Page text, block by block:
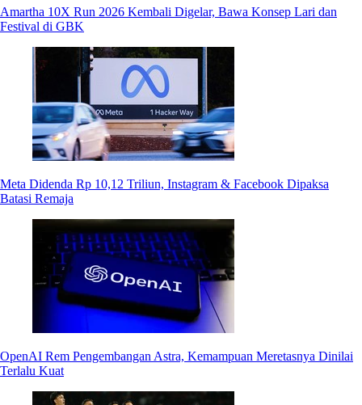
Amartha 10X Run 2026 Kembali Digelar, Bawa Konsep Lari dan
Festival di GBK
Meta Didenda Rp 10,12 Triliun, Instagram & Facebook Dipaksa
Batasi Remaja
OpenAI Rem Pengembangan Astra, Kemampuan Meretasnya Dinilai
Terlalu Kuat